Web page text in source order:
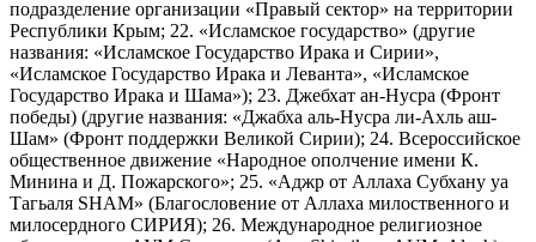
подразделение организации «Правый сектор» на территории
Республики Крым; 22. «Исламское государство» (другие
названия: «Исламское Государство Ирака и Сирии»,
«Исламское Государство Ирака и Леванта», «Исламское
Государство Ирака и Шама»); 23. Джебхат ан-Нусра (Фронт
победы) (другие названия: «Джабха аль-Нусра ли-Ахль аш-
Шам» (Фронт поддержки Великой Сирии); 24. Всероссийское
общественное движение «Народное ополчение имени К.
Минина и Д. Пожарского»; 25. «Аджр от Аллаха Субхану уа
Тагьаля SHAM» (Благословение от Аллаха милоственного и
милосердного СИРИЯ); 26. Международное религиозное